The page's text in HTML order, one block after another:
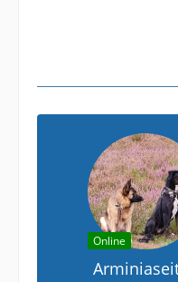
Online